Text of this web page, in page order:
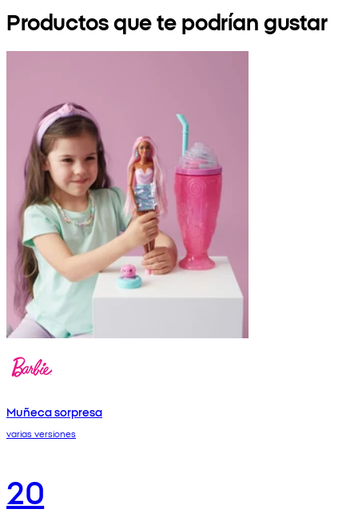
Productos que te podrían gustar
Muñeca sorpresa
varias versiones
20